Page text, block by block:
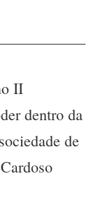
II
dentro da
de